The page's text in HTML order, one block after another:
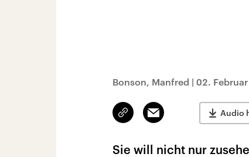
Bonson, Manfred | 02.
Link
kopieren/teilen
Email Audio
Sie will nicht nur